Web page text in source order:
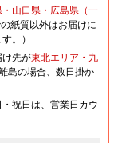
山口県・広島県（一
紙質以外はお届けに
。）
け先が東北エリア・九
島の場合、数日掛か
祝日は、営業日カウ